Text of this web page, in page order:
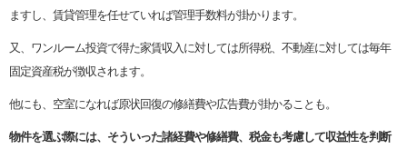
ますし、賃貸管理を任せていれば管理手数料が掛かります。
又、ワンルーム投資で得た家賃収入に対しては所得税、不動産に対しては毎年
固定資産税が徴収されます。
他にも、空室になれば原状回復の修繕費や広告費が掛かることも。
物件を選ぶ際には、そういった諸経費や修繕費、税金も考慮して収益性を判断